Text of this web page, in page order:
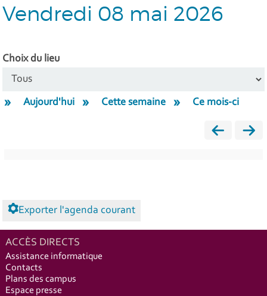
Vendredi 08 mai 2026
Choix du lieu
Aujourd'hui Cette semaine Ce mois-ci
Exporter l'agenda courant
ACCÈS DIRECTS
Assistance informatique
Contacts
Plans des campus
Espace presse